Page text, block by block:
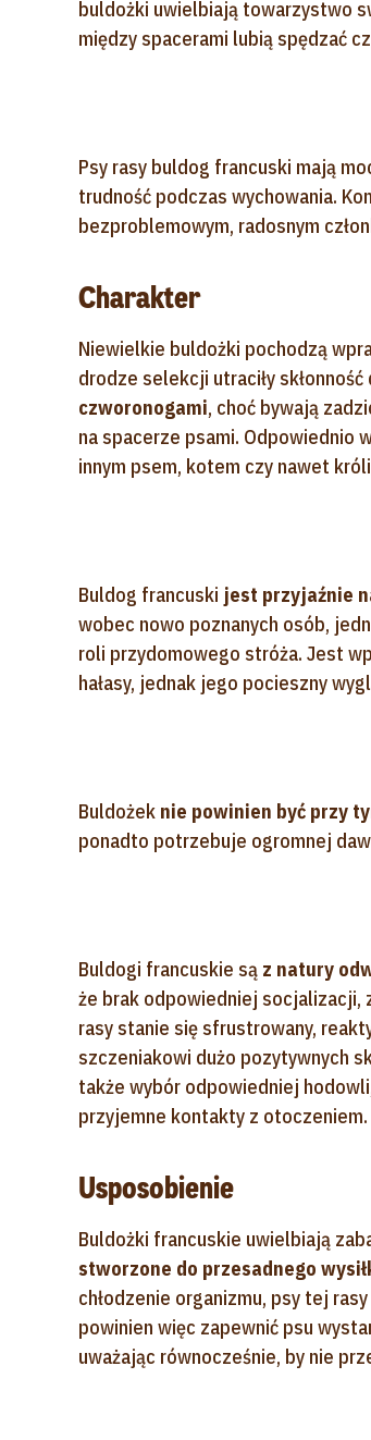
buldożki uwielbiają towarzystwo
między spacerami lubią spędzać
Psy rasy buldog francuski mają
trudność podczas wychowania.
bezproblemowym, radosnym
Charakter
Niewielkie buldożki pochodzą
drodze selekcji utraciły
czworonogami, choć bywają
na spacerze psami. Odpowiednio
innym psem, kotem czy nawet
Buldog francuski jest przyjaźnie
wobec nowo poznanych osób,
roli przydomowego stróża. Jest
hałasy, jednak jego pocieszny
Buldożek nie powinien być przy
ponadto potrzebuje ogromnej
Buldogi francuskie są z natury
że brak odpowiedniej socjalizacji,
rasy stanie się sfrustrowany,
szczeniakowi dużo pozytywnych
także wybór odpowiedniej
przyjemne kontakty z otoczeniem.
Usposobienie
Buldożki francuskie uwielbiają
stworzone do przesadnego
chłodzenie organizmu, psy tej
powinien więc zapewnić psu
uważając równocześnie, by nie